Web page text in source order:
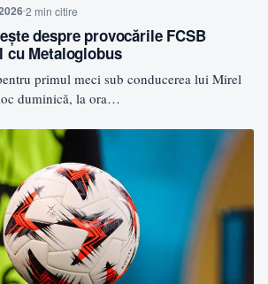
2 min citire
despre provocările FCSB
cu Metaloglobus
primul meci sub conducerea lui Mirel
duminică, la ora…